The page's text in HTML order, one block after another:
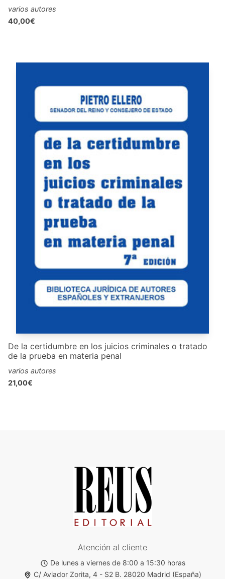
varios autores
40,00€
De la certidumbre en los juicios criminales o tratado
de la prueba en materia penal
varios autores
21,00€
Atención al cliente
De lunes a viernes de 8:00 a 15:30 horas
C/ Aviador Zorita, 4 - S2 B. 28020 Madrid (España)